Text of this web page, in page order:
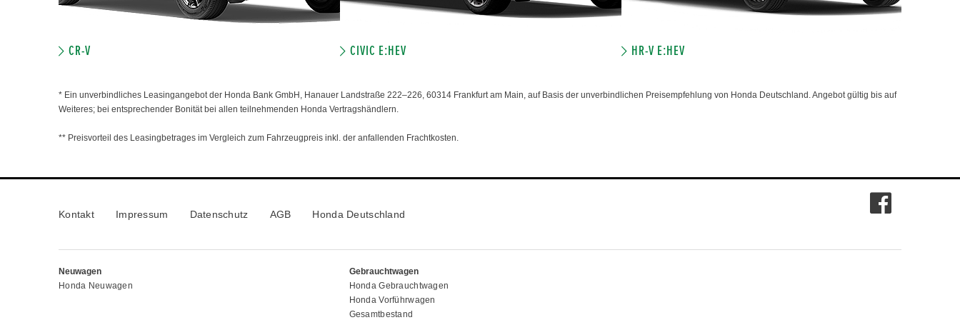
CR-V CIVIC E:HEV HR-V E:HEV
* Ein unverbindliches Leasingangebot der Honda Bank GmbH, Hanauer Landstraße 222–226, 60314 Frankfurt am Main, auf Basis der unverbindlichen Preisempfehlung von Honda Deutschland. Angebot gültig bis auf
Weiteres; bei entsprechender Bonität bei allen teilnehmenden Honda Vertragshändlern.
** Preisvorteil des Leasingbetrages im Vergleich zum Fahrzeugpreis inkl. der anfallenden Frachtkosten.
Kontakt Impressum Datenschutz AGB Honda Deutschland
Neuwagen
Honda Neuwagen
Gebrauchtwagen
Honda Gebrauchtwagen
Honda Vorführwagen
Gesamtbestand